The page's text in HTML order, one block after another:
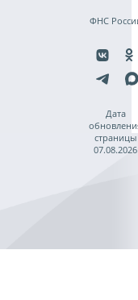
ФНС
Дата
страницы
07.08.2026